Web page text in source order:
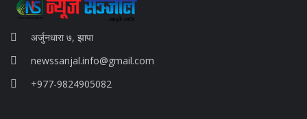
अर्जुनधारा ७, झापा
newssanjal.info@gmail.com
+977-9824905082